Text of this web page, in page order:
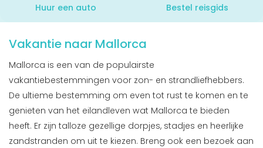
Huur een auto Bestel reisgids
Vakantie naar Mallorca
Mallorca is een van de populairste
vakantiebestemmingen voor zon- en strandliefhebbers.
De ultieme bestemming om even tot rust te komen en te
genieten van het eilandleven wat Mallorca te bieden
heeft. Er zijn talloze gezellige dorpjes, stadjes en heerlijke
zandstranden om uit te kiezen. Breng ook een bezoek aan